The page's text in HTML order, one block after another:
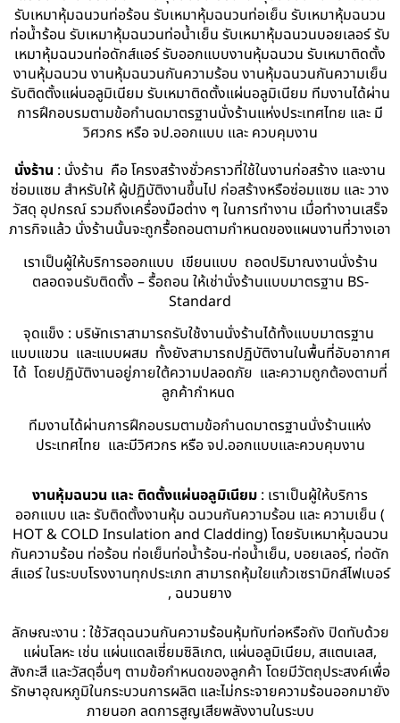
รับเหมาหุ้มฉนวนท่อร้อน รับเหมาหุ้มฉนวนท่อเย็น รับเหมาหุ้มฉนวน
ท่อน้ำร้อน รับเหมาหุ้มฉนวนท่อน้ำเย็น รับเหมาหุ้มฉนวนบอยเลอร์ รับ
เหมาหุ้มฉนวนท่อดักส์แอร์ รับออกแบบงานหุ้มฉนวน รับเหมาติดตั้ง
งานหุ้มฉนวน งานหุ้มฉนวนกันความร้อน งานหุ้มฉนวนกันความเย็น
รับติดตั้งแผ่นอลูมิเนียม รับเหมาติดตั้งแผ่นอลูมิเนียม ทีมงานได้ผ่าน
การฝึกอบรมตามข้อกำนดมาตรฐานนั่งร้านแห่งประเทศไทย และ มี
วิศวกร หรือ จป.ออกแบบ และ ควบคุมงาน
นั่งร้าน : นั่งร้าน คือ โครงสร้างชั่วคราวที่ใช้ในงานก่อสร้าง และงาน
ซ่อมแซม สำหรับให้ ผู้ปฏิบัติงานขึ้นไป ก่อสร้างหรือซ่อมแซม และ วาง
วัสดุ อุปกรณ์ รวมถึงเครื่องมือต่าง ๆ ในการทำงาน เมื่อทำงานเสร็จ
ภารกิจแล้ว นั่งร้านนั้นจะถูกรื้อถอนตามกำหนดของแผนงานที่วางเอา
เราเป็นผู้ให้บริการออกแบบ เขียนแบบ ถอดปริมาณงานนั่งร้าน
ตลอดจนรับติดตั้ง – รื้อถอน ให้เช่านั่งร้านแบบมาตรฐาน BS-
Standard
จุดแข็ง : บริษัทเราสามารถรับใช้งานนั่งร้านได้ทั้งแบบมาตรฐาน
แบบแขวน และแบบผสม ทั้งยังสามารถปฏิบัติงานในพื้นที่อับอากาศ
ได้ โดยปฏิบัติงานอยู่ภายใต้ความปลอดภัย และความถูกต้องตามที่
ลูกค้ากำหนด
ทีมงานได้ผ่านการฝึกอบรมตามข้อกำนดมาตรฐานนั่งร้านแห่ง
ประเทศไทย และมีวิศวกร หรือ จป.ออกแบบและควบคุมงาน
งานหุ้มฉนวน และ ติดตั้งแผ่นอลูมิเนียม : เราเป็นผู้ให้บริการ
ออกแบบ และ รับติดตั้งงานหุ้ม ฉนวนกันความร้อน และ ความเย็น (
HOT & COLD Insulation and Cladding) โดยรับเหมาหุ้มฉนวน
กันความร้อน ท่อร้อน ท่อเย็นท่อน้ำร้อน-ท่อน้ำเย็น, บอยเลอร์, ท่อดัก
ส์แอร์ ในระบบโรงงานทุกประเภท สามารถหุ้มใยแก้วเซรามิกส์ไฟเบอร์
, ฉนวนยาง
ลักษณะงาน : ใช้วัสดุฉนวนกันความร้อนหุ้มทับท่อหรือถัง ปิดทับด้วย
แผ่นโลหะ เช่น แผ่นแดลเซี่ยมซิลิเกต, แผ่นอลูมิเนียม, สแตนเลส,
สังกะสี และวัสดุอื่นๆ ตามข้อกำหนดของลูกค้า โดยมีวัตถุประสงค์เพื่อ
รักษาอุณหภูมิในกระบวนการผลิต และไม่กระจายความร้อนออกมายัง
ภายนอก ลดการสูญเสียพลังงานในระบบ